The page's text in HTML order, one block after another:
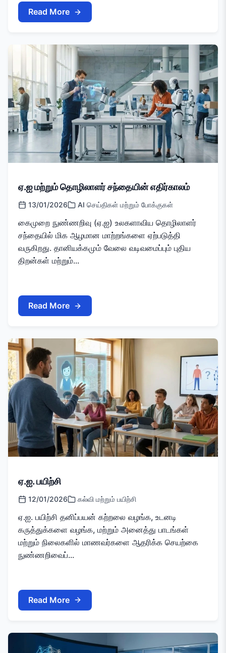
Read More
ஏ.ஐ மற்றும் தொழிலாளர் சந்தையின் எதிர்காலம்
13/01/2026 AI செய்திகள் மற்றும் போக்குகள்
கைமுறை நுண்ணறிவு (ஏ.ஐ) உலகளாவிய தொழிலாளர்
சந்தையில் மிக ஆழமான மாற்றங்களை ஏற்படுத்தி
வருகிறது. தானியக்கமும் வேலை வடிவமைப்பும் புதிய
திறன்கள் மற்றும்...
Read More
ஏ.ஐ. பயிற்சி
12/01/2026 கல்வி மற்றும் பயிற்சி
ஏ.ஐ. பயிற்சி தனிப்பயன் கற்றலை வழங்க, உடனடி
கருத்துக்களை வழங்க, மற்றும் அனைத்து பாடங்கள்
மற்றும் நிலைகளில் மாணவர்களை ஆதரிக்க செயற்கை
நுண்ணறிவைப்...
Read More